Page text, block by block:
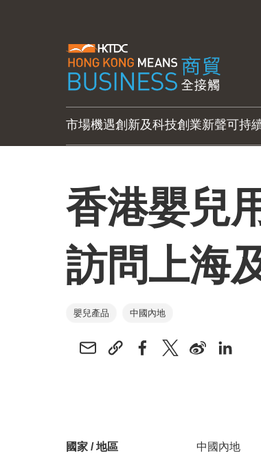
市場機遇創新及科技創業新聲可持
香港嬰兒
訪問上海
嬰兒產品 中國內地
國家 / 地區 中國內地